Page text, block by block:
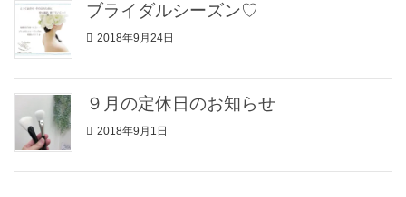
ブライダルシーズン♡
2018年9月24日
９月の定休日のお知らせ
2018年9月1日